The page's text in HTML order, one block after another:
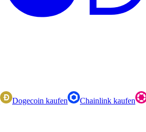
Dogecoin kaufen Chainlink kaufen